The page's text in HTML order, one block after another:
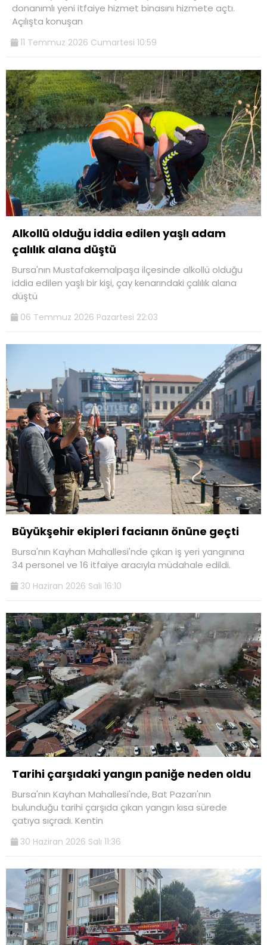
donanımlı yeni itfaiye hizmet binasını hizmete açtı.
Açılışta konuşan
11 Temmuz 2026 Cumartesi 10:59
Alkollü olduğu iddia edilen yaşlı adam
çalılık alana düştü
Bursa'nın Mustafakemalpaşa ilçesinde alkollü olduğu
iddia edilen yaşlı bir kişi, çay kenarındaki çalılık alana
düştü
06 Temmuz 2026 Pazartesi 22:03
Büyükşehir ekipleri facianın önüne geçti
Bursa'nın Kayhan Mahallesi'nde çıkan iş yeri yangınına
34 personel ve 16 itfaiye aracıyla müdahale edildi.
30 Haziran 2026 Salı 16:10
Tarihi çarşıdaki yangın paniğe neden oldu
Bursa'nın Kayhan Mahallesi'nde, Bat Pazarı'nın
bulunduğu tarihi çarşıda çıkan yangın kısa sürede
çatıya sıçradı. Kentin
30 Haziran 2026 Salı 11:36